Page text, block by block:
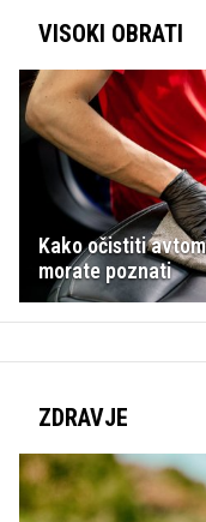
VISOKI OBRATI
Kako očistiti
morate poznati
ZDRAVJE